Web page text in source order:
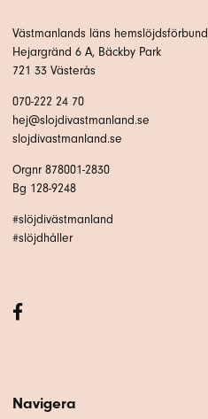
Västmanlands läns hemslöjdsförbund
Hejargränd 6 A, Bäckby Park
721 33 Västerås
070-222 24 70
hej@slojdivastmanland.se
slojdivastmanland.se
Orgnr 878001-2830
Bg 128-9248
#slöjdivästmanland
#slöjdhåller
Navigera